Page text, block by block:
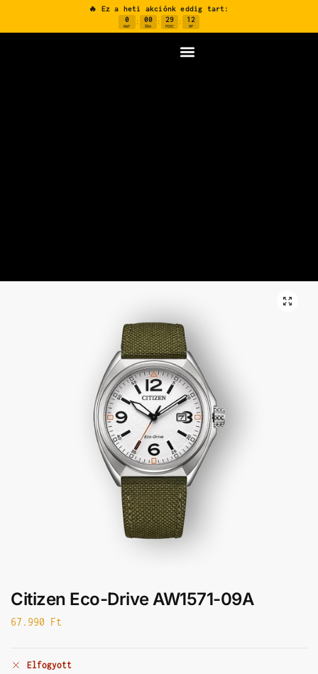
🔥 Ez a heti akciónk eddig tart:
0
NAP
: 00
ÓRA
: 29
PERC
: 11
MP
Citizen Eco-Drive AW1571-09A
67.990 Ft
Elfogyott